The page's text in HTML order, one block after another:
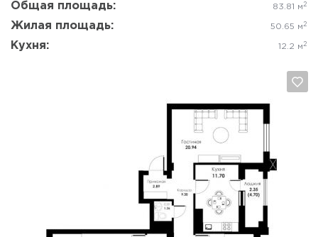
Общая площадь: 83.81 м 2
Жилая площадь: 50.65 м 2
Кухня: 12.2 м 2
Да, удалить Отмена